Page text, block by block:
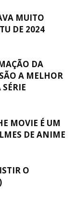
MUITO
DE 2024
DA
A MELHOR
MOVIE É UM
DE ANIME
O